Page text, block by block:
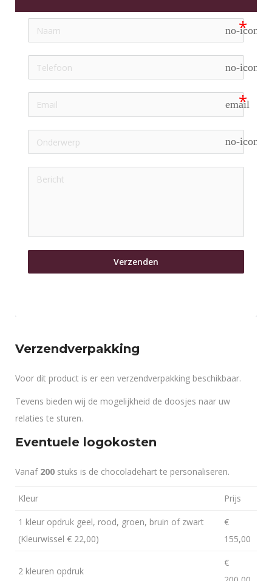
no-icon
no-icon
email
no-icon
Verzenden
Verzendverpakking
Voor dit product is er een verzendverpakking beschikbaar.
Tevens bieden wij de mogelijkheid de doosjes naar uw
relaties te sturen.
Eventuele logokosten
Vanaf 200 stuks is de chocoladehart te personaliseren.
Kleur Prijs
1 kleur opdruk geel, rood, groen, bruin of zwart
(Kleurwissel € 22,00)
€
155,00
2 kleuren opdruk
€